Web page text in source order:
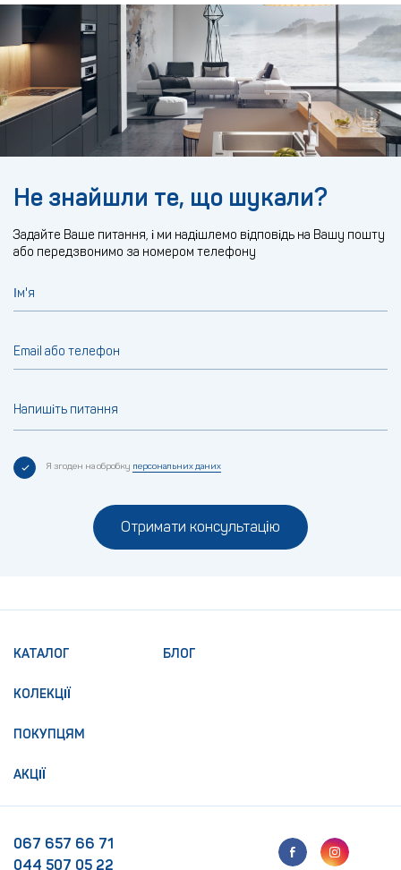
Не знайшли те, що шукали?
Задайте Ваше питання, і ми надішлемо відповідь на Вашу пошту
або передзвонимо за номером телефону
Ім'я
Email або телефон
Напишіть питання
Я згоден на обробку персональних даних
Отримати консультацію
КАТАЛОГ
КОЛЕКЦІЇ
ПОКУПЦЯМ
АКЦІЇ
БЛОГ
067 657 66 71
044 507 05 22